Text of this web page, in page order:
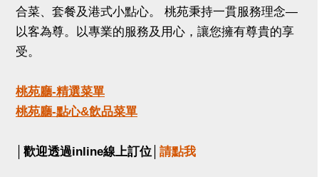
合菜、套餐及港式小點心。 桃苑秉持一貫服務理念—
以客為尊。以專業的服務及用心，讓您擁有尊貴的享
受。
桃苑廳-精選菜單
桃苑廳-點心&飲品菜單
│歡迎透過inline線上訂位│ 請點我